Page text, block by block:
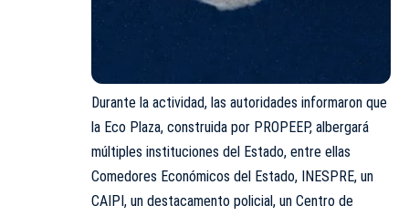
Durante la actividad, las autoridades informaron que
la Eco Plaza, construida por PROPEEP, albergará
múltiples instituciones del Estado, entre ellas
Comedores Económicos del Estado, INESPRE, un
CAIPI, un destacamento policial, un Centro de